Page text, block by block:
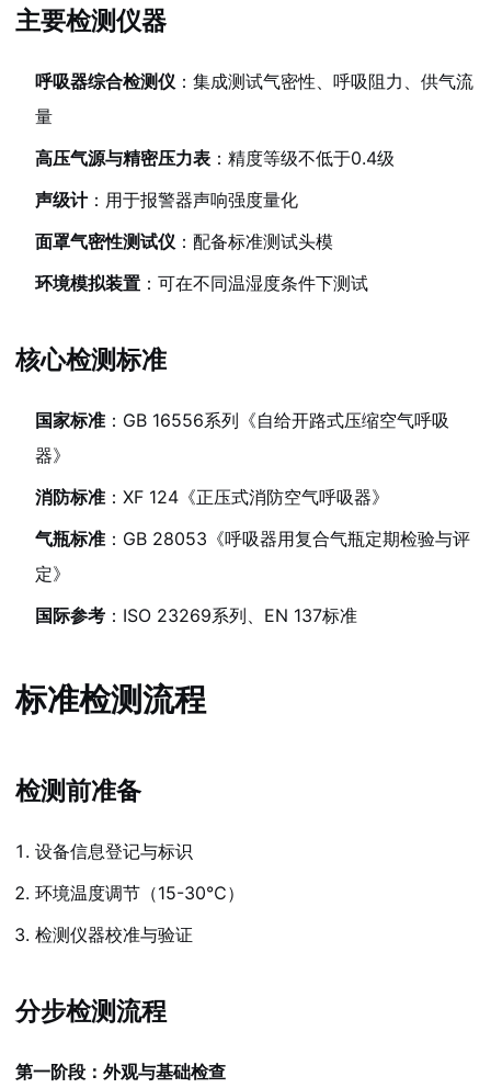
主要检测仪器
呼吸器综合检测仪 ：集成测试气密性、呼吸阻力、供气流
量
高压气源与精密压力表 ：精度等级不低于0.4级
声级计：用于报警器声响强度量化
面罩气密性测试仪 ：配备标准测试头模
环境模拟装置 ：可在不同温湿度条件下测试
核心检测标准
国家标准 ：GB 16556系列《自给开路式压缩空气呼吸
器》
消防标准 ：XF 124《正压式消防空气呼吸器》
气瓶标准 ：GB 28053《呼吸器用复合气瓶定期检验与评
定》
国际参考 ：ISO 23269系列、EN 137标准
标准检测流程
检测前准备
设备信息登记与标识
环境温度调节（15-30℃）
检测仪器校准与验证
分步检测流程
第一阶段：外观与基础检查